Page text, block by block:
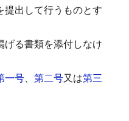
提出して行うものとす
る書類を添付しなけ
一号、 第二号又は第三